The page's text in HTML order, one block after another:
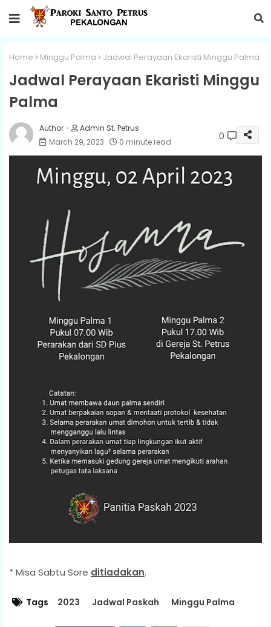
Home Minggu Palma Jadwal Perayaan Ekaristi Minggu Palma
Jadwal Perayaan Ekaristi Minggu
Palma
Admin St. Petrus
March 29, 2023
0 minute read 0
* Misa Sabtu Sore ditiadakan.
Tags 2023 Jadwal Paskah Minggu Palma